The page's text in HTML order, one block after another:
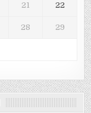
21 22
28 29